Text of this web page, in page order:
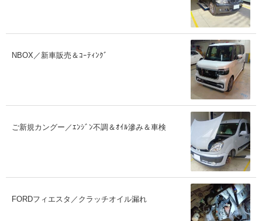
NBOX／新車販売＆ｺｰﾃｨﾝｸﾞ
ご新規カングー／ｴﾝｼﾞﾝ不調＆ｵｲﾙ滲み＆車検
FORDフィエスタ／クラッチオイル漏れ